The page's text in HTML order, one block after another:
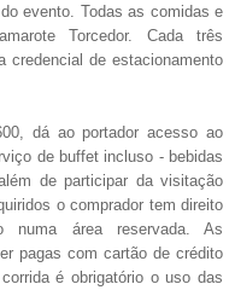
evento. Todas as comidas e
Torcedor. Cada três
credencial de estacionamento
dá ao portador acesso ao
de buffet incluso - bebidas
de participar da visitação
o comprador tem direito
numa área reservada. As
pagas com cartão de crédito
é obrigatório o uso das